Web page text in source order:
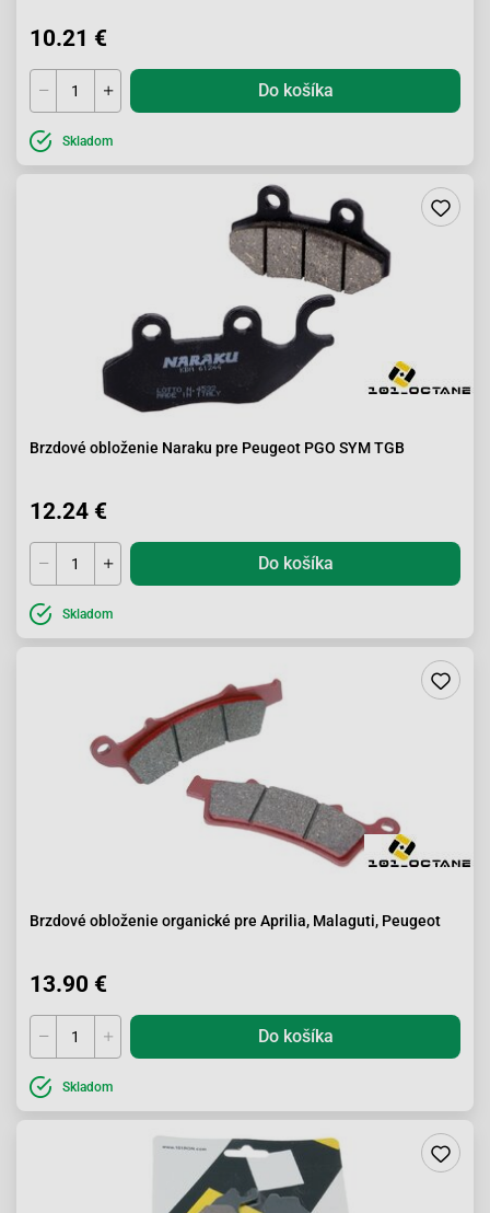
10.21 €
Do košíka
Skladom
Brzdové obloženie Naraku pre Peugeot PGO SYM TGB
12.24 €
Do košíka
Skladom
Brzdové obloženie organické pre Aprilia, Malaguti, Peugeot
13.90 €
Do košíka
Skladom